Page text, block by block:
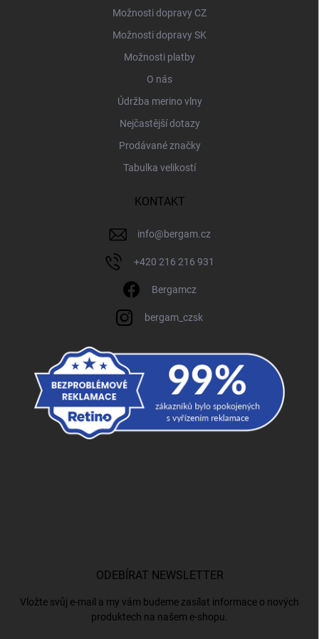
Možnosti dopravy CZ
Možnosti dopravy SK
Možnosti platby
O nás
Údržba merino vlny
Nejčastější dotazy
Prodávané značky
Tabulka velikostí
KONTAKT
info@bergam.cz
+420 216 216 931
Bergamcz
bergam_czsk
ODEBÍRAT NEWSLETTER
Vložte svůj e-mail a my vám budeme zasílat informace o nových
produktech na našem e-shopu.